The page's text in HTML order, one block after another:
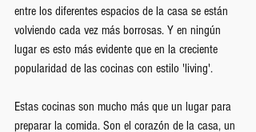
entre los diferentes espacios de la casa se están
volviendo cada vez más borrosas. Y en ningún
lugar es esto más evidente que en la creciente
popularidad de las cocinas con estilo 'living'.
Estas cocinas son mucho más que un lugar para
preparar la comida. Son el corazón de la casa, un